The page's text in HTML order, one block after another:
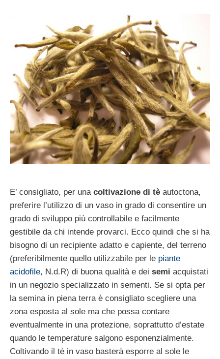
E’ consigliato, per una coltivazione di tè autoctona,
preferire l’utilizzo di un vaso in grado di consentire un
grado di sviluppo più controllabile e facilmente
gestibile da chi intende provarci. Ecco quindi che si ha
bisogno di un recipiente adatto e capiente, del terreno
(preferibilmente quello utilizzabile per le piante
acidofile, N.d.R) di buona qualità e dei semi acquistati
in un negozio specializzato in sementi. Se si opta per
la semina in piena terra è consigliato scegliere una
zona esposta al sole ma che possa contare
eventualmente in una protezione, soprattutto d’estate
quando le temperature salgono esponenzialmente.
Coltivando il tè in vaso basterà esporre al sole le